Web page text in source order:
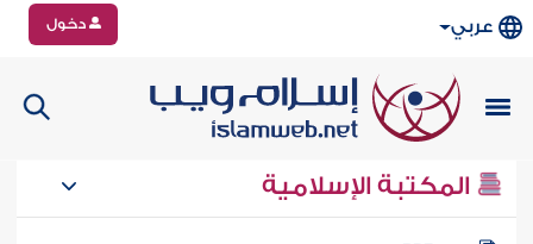
عربي دخول
المكتبة الإسلامية